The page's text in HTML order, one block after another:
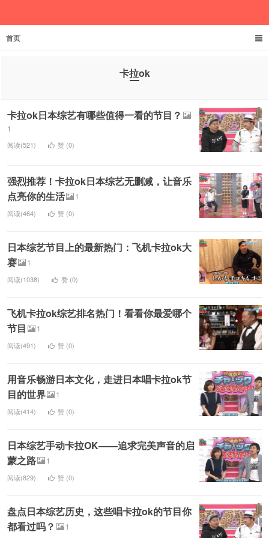
首页
卡拉ok
卡拉ok日本综艺有哪些值得一看的节目？
1
阅读(521) 赞 (0)
强烈推荐！卡拉ok日本综艺无删减，让音乐
点亮你的生活
1
阅读(464) 赞 (0)
日本综艺节目上的最新热门：飞机卡拉ok大
赛
1
阅读(1038) 赞 (0)
飞机卡拉ok综艺排名热门！看看你最爱哪个
节目
1
阅读(491) 赞 (0)
用音乐畅游日本文化，走进日本唱卡拉ok节
目的世界
1
阅读(414) 赞 (0)
日本综艺手动卡拉OK——追求完美声音的启
蒙之路
1
阅读(829) 赞 (0)
盘点日本综艺历史，这些唱卡拉ok的节目你
都看过吗？
1